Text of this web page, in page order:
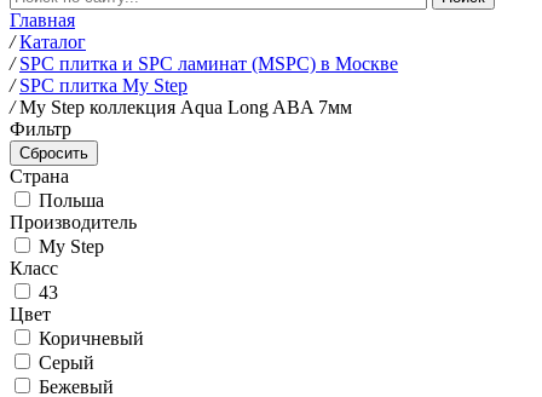
Главная
/ Каталог
/ SPC плитка и SPC ламинат (MSPC) в Москве
/ SPC плитка My Step
/ My Step коллекция Aqua Long ABA 7мм
Фильтр
Страна
Польша
Производитель
My Step
Класс
43
Цвет
Коричневый
Серый
Бежевый